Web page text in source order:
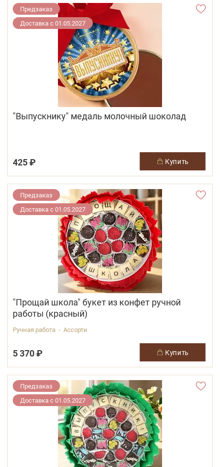
Предзаказ
Доставка с 01.05.2027
"Выпускнику" медаль молочный шоколад
425 ₽ купить
Предзаказ
Доставка с 01.05.2027
"Прощай школа" букет из конфет ручной
работы (красный)
Ручная работа - Ассорти
5 370 ₽ купить
Предзаказ
Доставка с 01.05.2027